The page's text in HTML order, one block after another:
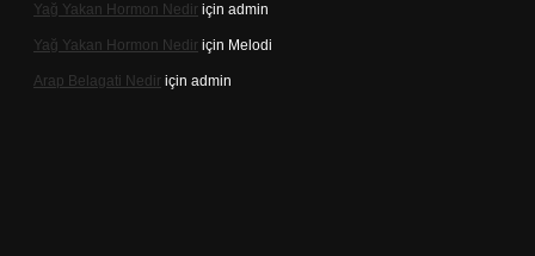
Yağ Yakan Hormon Nedir için admin
Yağ Yakan Hormon Nedir için Melodi
Arap Belagati Nedir için admin